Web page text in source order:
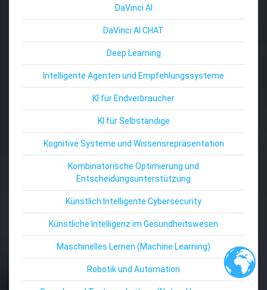
DaVinci AI
DaVinci AI CHAT
Deep Learning
Intelligente Agenten und Empfehlungssysteme
KI für Endverbraucher
KI für Selbständige
Kognitive Systeme und Wissensrepräsentation
Kombinatorische Optimierung und
Entscheidungsunterstützung
Künstlich Intelligente Cybersecurity
Künstliche Intelligenz im Gesundheitswesen
Maschinelles Lernen (Machine Learning)
Robotik und Automation